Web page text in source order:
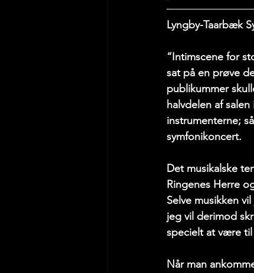
Lyngby-Taarbæk
“Intimscene for
sat på en prøve
publikummer
halvdelen af
instrumenterne;
symfonikoncert.
Det musikalske
Ringenes Herre
Selve musikken
jeg vil derimod
specielt at være
Når man